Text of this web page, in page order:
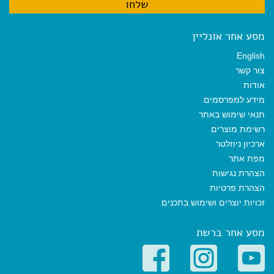
מסע אחר אונליין
English
צור קשר
אודות
מידע למפרסמים
תנאי שימוש באתר
רשימת מוצרים
ארכיון ניוזלטר
מפת אתר
הצהרת נגישות
הצהרת פרטיות
זכויות יוצרים ושימוש בתכנים
מסע אחר ברשת